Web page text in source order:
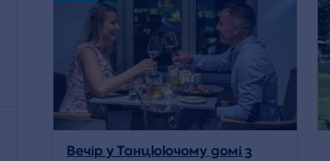
Вечір у Танцюючому домі з